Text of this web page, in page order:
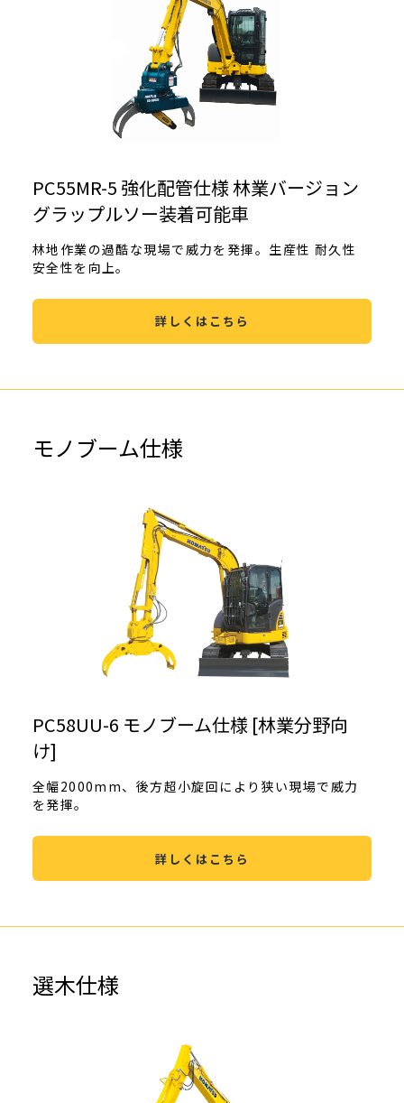
PC55MR-5 強化配管仕様 林業バージョン
グラップルソー装着可能車
林地作業の過酷な現場で威力を発揮。生産性 耐久性
安全性を向上。
詳しくはこちら
モノブーム仕様
PC58UU-6 モノブーム仕様 [林業分野向
け]
全幅2000mm、後方超小旋回により狭い現場で威力
を発揮。
詳しくはこちら
選木仕様